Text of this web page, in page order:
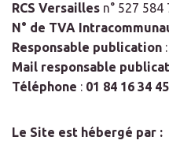
RCS Versailles n° 527 584
N° de TVA
Responsable publication
Mail responsable
Téléphone : 01 84 16 34 45
Le Site est hébergé par :